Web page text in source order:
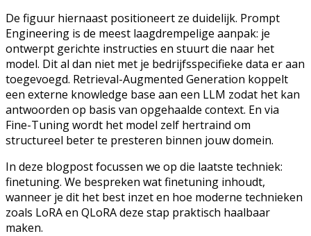
De figuur hiernaast positioneert ze duidelijk. Prompt
Engineering is de meest laagdrempelige aanpak: je
ontwerpt gerichte instructies en stuurt die naar het
model. Dit al dan niet met je bedrijfsspecifieke data er aan
toegevoegd. Retrieval-Augmented Generation koppelt
een externe knowledge base aan een LLM zodat het kan
antwoorden op basis van opgehaalde context. En via
Fine-Tuning wordt het model zelf hertraind om
structureel beter te presteren binnen jouw domein.
In deze blogpost focussen we op die laatste techniek:
finetuning. We bespreken wat finetuning inhoudt,
wanneer je dit het best inzet en hoe moderne technieken
zoals LoRA en QLoRA deze stap praktisch haalbaar
maken.